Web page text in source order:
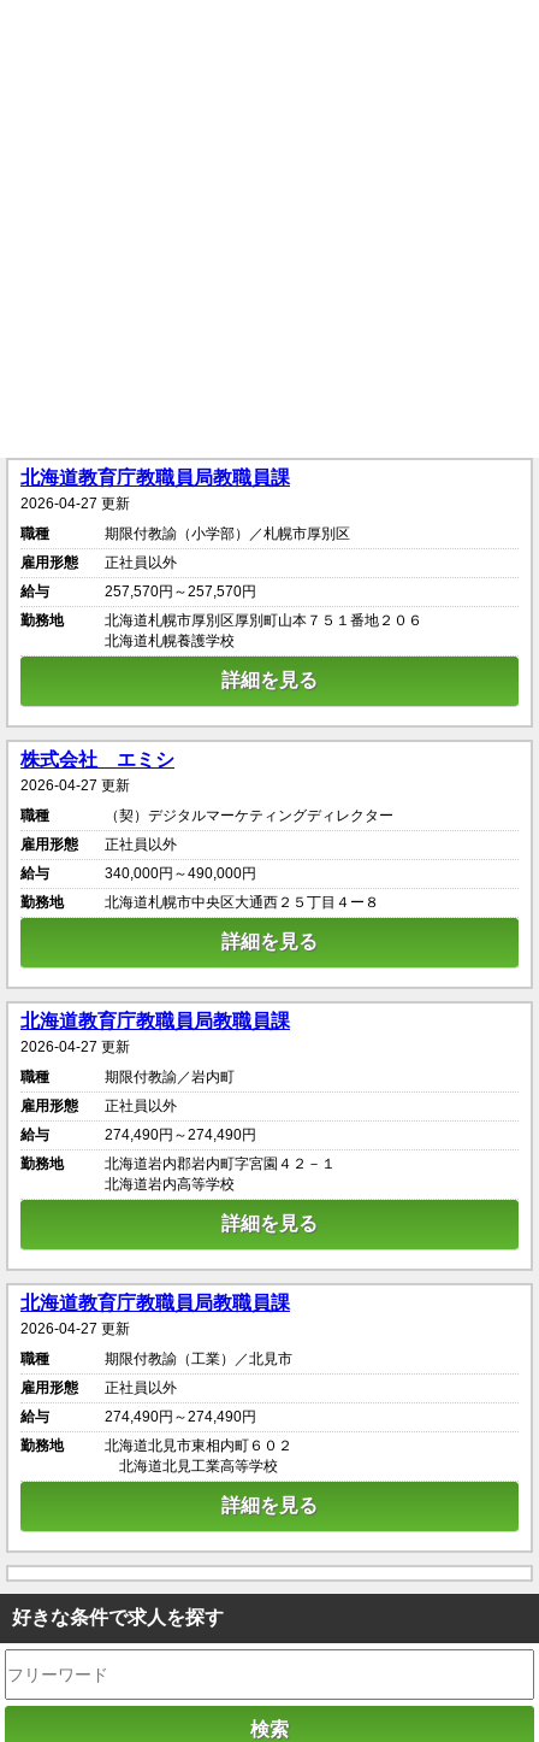
北海道教育庁教職員局教職員課
2026-04-27 更新
職種
期限付教諭（小学部）／札幌市厚別区
雇用形態
正社員以外
給与
257,570円～257,570円
勤務地
北海道札幌市厚別区厚別町山本７５１番地２０６
北海道札幌養護学校
詳細を見る
株式会社 エミシ
2026-04-27 更新
職種
（契）デジタルマーケティングディレクター
雇用形態
正社員以外
給与
340,000円～490,000円
勤務地
北海道札幌市中央区大通西２５丁目４ー８
詳細を見る
北海道教育庁教職員局教職員課
2026-04-27 更新
職種
期限付教諭／岩内町
雇用形態
正社員以外
給与
274,490円～274,490円
勤務地
北海道岩内郡岩内町字宮園４２－１
北海道岩内高等学校
詳細を見る
北海道教育庁教職員局教職員課
2026-04-27 更新
職種
期限付教諭（工業）／北見市
雇用形態
正社員以外
給与
274,490円～274,490円
勤務地
北海道北見市東相内町６０２
北海道北見工業高等学校
詳細を見る
好きな条件で求人を探す